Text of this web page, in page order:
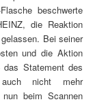
beschwerte
die Reaktion
Bei seiner
und die Aktion
das Statement des
auch nicht mehr
beim Scannen